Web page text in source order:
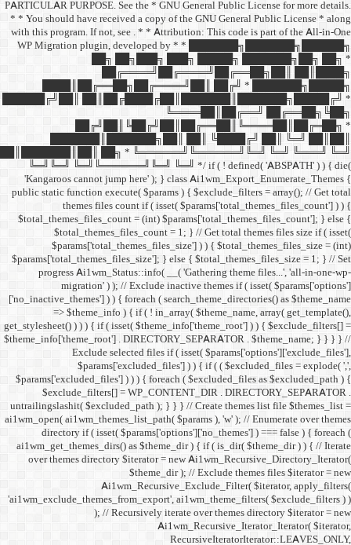
PARTICULAR PURPOSE.
* * You should have
with this program. If not,
WP Migration plugin,
██╗
██████╔╝██║
██║███████║██║ ██╗
╚═╝╚═╝
'Kangaroos cannot
public static function
themes files
progress
migration' ) ); //
['no_inactive_themes'] ) ) {
=> $theme_info )
get_stylesheet() ) ) ) { if (
$theme_info['theme_root'] .
Exclude
$params['excluded_files']
$exclude_filters[] =
untrailingslashit(
ai1wm_open(
directory if ( isset(
over themes directory
); //